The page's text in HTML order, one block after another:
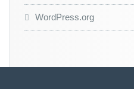
WordPress.org